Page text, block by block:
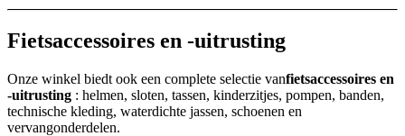
Fietsaccessoires en -uitrusting
Onze winkel biedt ook een complete selectie vanfietsaccessoires en
-uitrusting : helmen, sloten, tassen, kinderzitjes, pompen, banden,
technische kleding, waterdichte jassen, schoenen en
vervangonderdelen.